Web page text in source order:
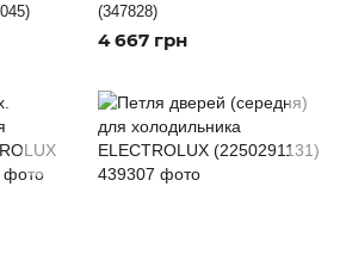
(347828)
4 667 грн